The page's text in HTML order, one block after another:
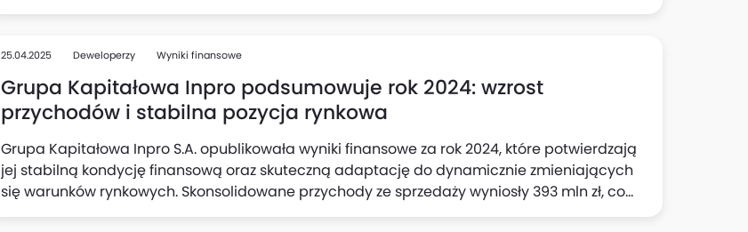
25.04.2025 Deweloperzy Wyniki finansowe
Grupa Kapitałowa Inpro podsumowuje rok 2024: wzrost
przychodów i stabilna pozycja rynkowa
Grupa Kapitałowa Inpro S.A. opublikowała wyniki finansowe za rok 2024, które potwierdzają
jej stabilną kondycję finansową oraz skuteczną adaptację do dynamicznie zmieniających
się warunków rynkowych. Skonsolidowane przychody ze sprzedaży wyniosły 393 mln zł, co
stanowi wzrost o 27% w porównaniu z rokiem 2023. Zysk netto osiągnął poziom 58,6 mln zł, co